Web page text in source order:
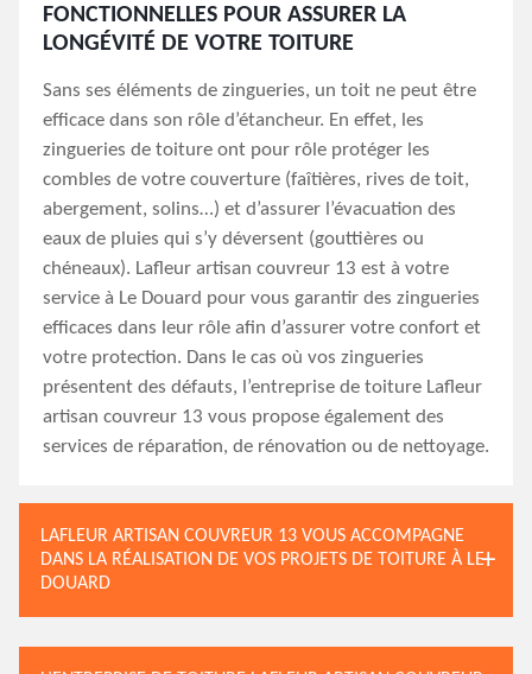
FONCTIONNELLES POUR ASSURER LA
LONGÉVITÉ DE VOTRE TOITURE
Sans ses éléments de zingueries, un toit ne peut être
efficace dans son rôle d’étancheur. En effet, les
zingueries de toiture ont pour rôle protéger les
combles de votre couverture (faîtières, rives de toit,
abergement, solins…) et d’assurer l’évacuation des
eaux de pluies qui s’y déversent (gouttières ou
chéneaux). Lafleur artisan couvreur 13 est à votre
service à Le Douard pour vous garantir des zingueries
efficaces dans leur rôle afin d’assurer votre confort et
votre protection. Dans le cas où vos zingueries
présentent des défauts, l’entreprise de toiture Lafleur
artisan couvreur 13 vous propose également des
services de réparation, de rénovation ou de nettoyage.
LAFLEUR ARTISAN COUVREUR 13 VOUS ACCOMPAGNE
DANS LA RÉALISATION DE VOS PROJETS DE TOITURE À LE
DOUARD